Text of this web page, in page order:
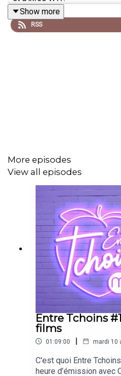
L'ambition de cette émission
faire rire jusqu’à ce que
Abonnez-vous aux
Apple Podcast
Spotify
Mettez-nous une note (5
pour soutenir le podcast !
Show more
RSS
More episodes
View all episodes
Entre Tchoins
films
01:09:00 | mardi 10
C'est quoi Entre
heure d’émission avec